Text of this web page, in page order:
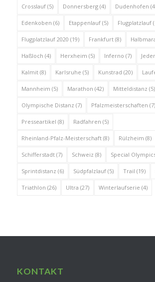
Crosslauf(5) Donnersberg(4) Dudenhofen
Edenkoben (6) Etappenlauf(5) Flugplatzlauf
Flugplatzlauf 2020 (19) Frankfurt(8)
Haßloch (4) Herxheim (5) Inferno (7)
Kalmit(8) Karlsruhe (5) Kunstrad (20)
Mannheim (5) Marathon (42) Mitteldistanz (5)
Olympische Distanz (7) Pfalzmeisterschaften (7)
Presseartikel (8) Radfahren (5)
Rheinland-Pfalz-Meisterschaft(8) Rülzheim (8)
Schifferstadt(7) Schweiz (8) Special
Sprintdistanz (6) Südpfalzlauf(5) Trail (19)
Triathlon (26) Ultra (27) Winterlaufserie (4)
KONTAKT